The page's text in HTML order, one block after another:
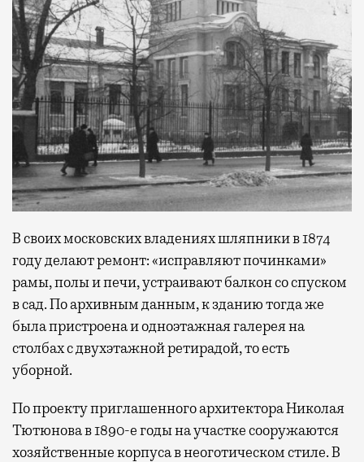
В своих московских владениях шляпники в 1874
году делают ремонт: «исправляют починками»
рамы, полы и печи, устраивают балкон со спуском
в сад. По архивным данным, к зданию тогда же
была пристроена и одноэтажная галерея на
столбах с двухэтажной ретирадой, то есть
уборной.
По проекту приглашенного архитектора Николая
Тютюнова в 1890-е годы на участке сооружаются
хозяйственные корпуса в неоготическом стиле. В